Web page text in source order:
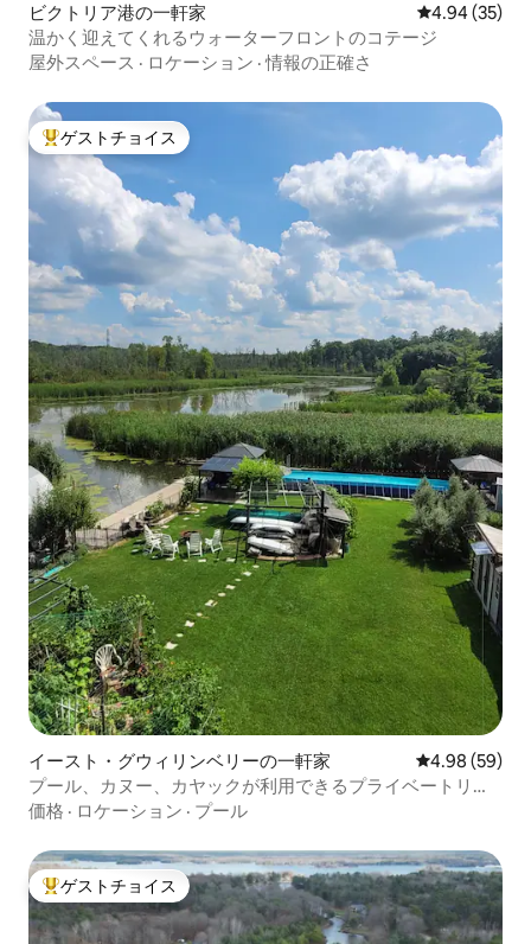
ビクトリア港の一軒家 レビュー35
4.94 (35)
温かく迎えてくれるウォーターフロントのコテージ
屋外スペース · ロケーション ·情報の正確さ
大好評のゲストチョイスです。
ゲストチョイス
イースト・グウィリンベリーの一軒家 レビュー59
4.98 (59)
プール、カヌー、カヤックが利用できるプライベートリバ
ーアクセス
価格 · ロケーション · プール
大好評のゲストチョイスです。
ゲストチョイス